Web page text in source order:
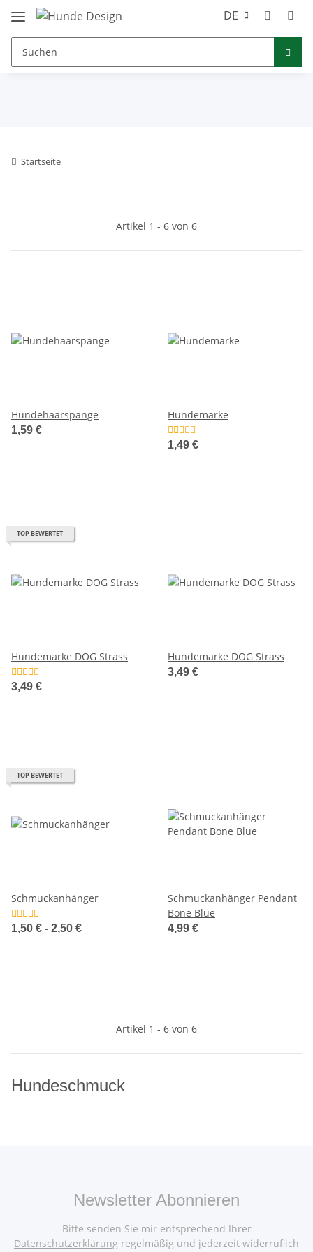
DE
Startseite
Artikel 1 - 6 von 6
Hundehaarspange
1,59 €
Hundemarke
1,49 €
TOP BEWERTET
Hundemarke DOG Strass
3,49 €
Hundemarke DOG Strass
3,49 €
TOP BEWERTET
Schmuckanhänger
1,50 € - 2,50 €
Schmuckanhänger Pendant
Bone Blue
4,99 €
Artikel 1 - 6 von 6
Hundeschmuck
Newsletter Abonnieren
Bitte senden Sie mir entsprechend Ihrer
Datenschutzerklärung regelmäßig und jederzeit widerruflich